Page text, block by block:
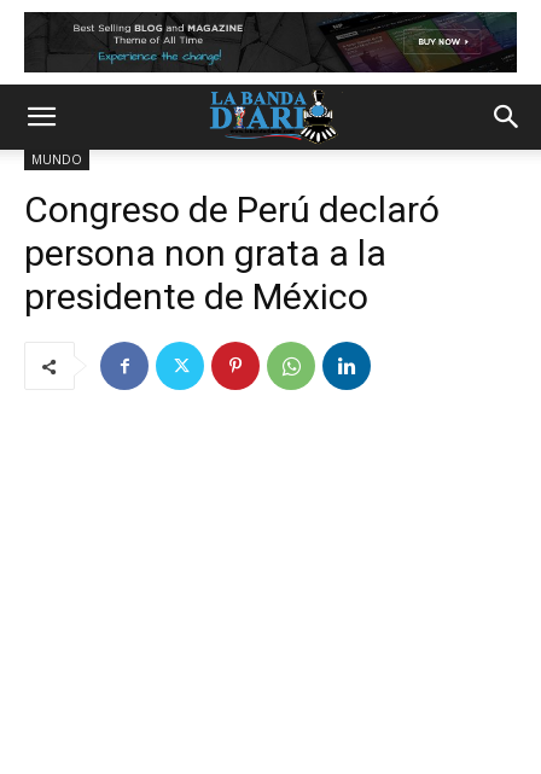
MUNDO
Congreso de Perú declaró
persona non grata a la
presidente de México